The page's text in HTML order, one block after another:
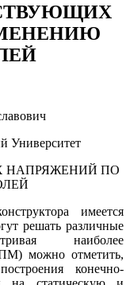
Университет
имеется
решать различные
наиболее
можно отметить,
конечно-